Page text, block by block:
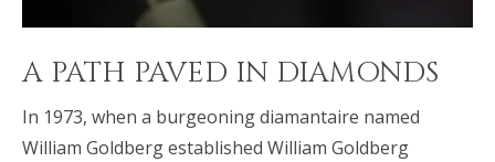
A PATH PAVED IN DIAMONDS
In 1973, when a burgeoning diamantaire named
William Goldberg established William Goldberg